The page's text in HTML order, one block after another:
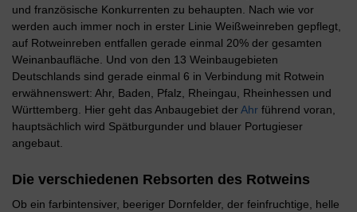
und französische Konkurrenten zu behaupten. Nach wie vor
werden auch immer noch in erster Linie Weißweinreben gepflegt,
auf Rotweinreben entfallen gerade einmal 20% der gesamten
Weinanbaufläche. Und von den 13 Weinbaugebieten
Deutschlands sind gerade einmal 6 in Verbindung mit Rotwein
erwähnenswert: Ahr, Baden, Pfalz, Rheingau, Rheinhessen und
Württemberg. Hier geht das Anbaugebiet derAhr führend voran,
hauptsächlich wird Spätburgunder und blauer Portugieser
angebaut.
Die verschiedenen Rebsorten des Rotweins
Ob ein farbintensiver, beeriger Dornfelder, der feinfruchtige, helle